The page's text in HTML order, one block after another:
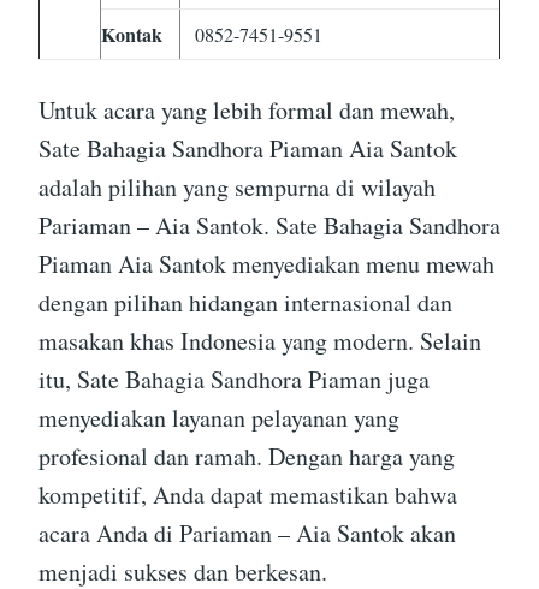
Kontak
0852-7451-9551
Untuk acara yang lebih formal dan mewah,
Sate Bahagia Sandhora Piaman Aia Santok
adalah pilihan yang sempurna di wilayah
Pariaman – Aia Santok. Sate Bahagia Sandhora
Piaman Aia Santok menyediakan menu mewah
dengan pilihan hidangan internasional dan
masakan khas Indonesia yang modern. Selain
itu, Sate Bahagia Sandhora Piaman juga
menyediakan layanan pelayanan yang
profesional dan ramah. Dengan harga yang
kompetitif, Anda dapat memastikan bahwa
acara Anda di Pariaman – Aia Santok akan
menjadi sukses dan berkesan.